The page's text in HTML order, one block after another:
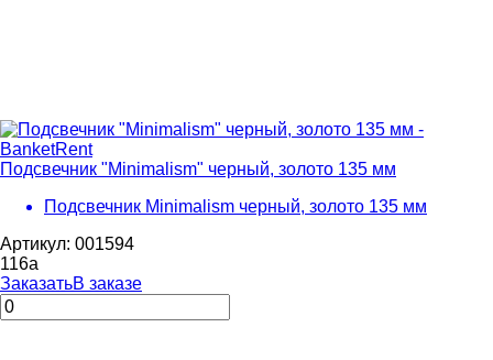
Подсвечник "Minimalism" черный, золото 135 мм
Подсвечник Minimalism черный, золото 135 мм
Артикул: 001594
116a
ЗаказатьВ заказе